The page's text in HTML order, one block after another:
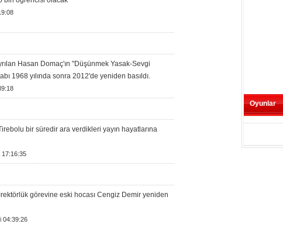
Hasan Domaç'ın "Düşünmek Yasak-Sevgi
1968 yılında sonra 2012'de yeniden basıldı.
bir süredir ara verdikleri yayın hayatlarına
17:16:35
görevine eski hocası Cengiz Demir yeniden
04:39:26
Oyunlar